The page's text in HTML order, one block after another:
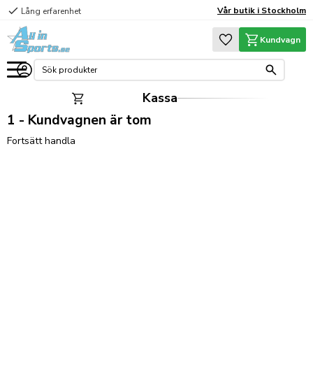
Meny
check Lång erfarenhet Vår butik i Stockholm
Favoriter
Kundvagn
Kassa
Kundvagnen är tom
Fortsätt handla